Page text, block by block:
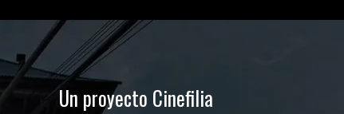
Un proyecto Cinefilia